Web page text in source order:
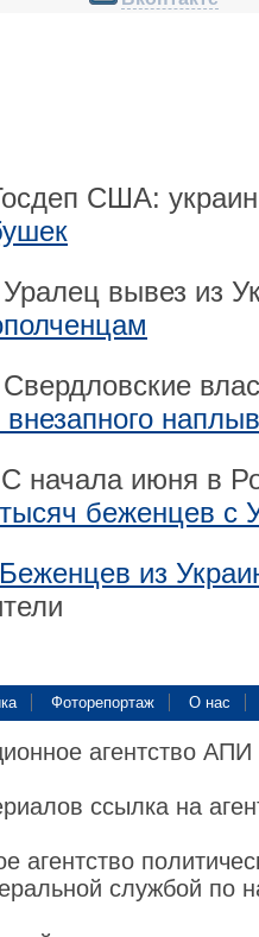
США:
Уралец вывез из
Свердловские
внезапного
С начала июня в
беженцев с
Беженцев из
Фоторепортаж О нас
агентство
ссылка на
агентство
службой по